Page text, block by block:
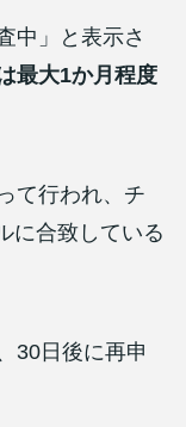
中」と表示さ
最大1か月程度
て行われ、チ
に合致している
30日後に再申